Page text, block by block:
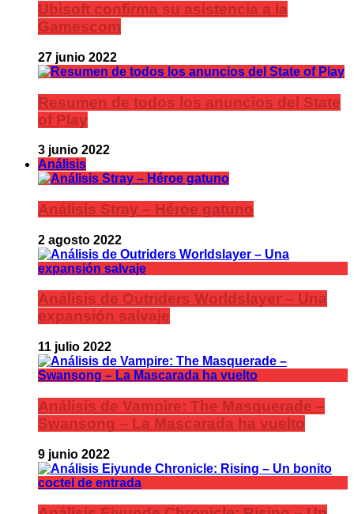
Ubisoft confirma su asistencia a la
Gamescom
27 junio 2022
Resumen de todos los anuncios del State
of Play
3 junio 2022
Análisis
Análisis Stray – Héroe gatuno
2 agosto 2022
Análisis de Outriders Worldslayer – Una
expansión salvaje
11 julio 2022
Análisis de Vampire: The Masquerade –
Swansong – La Mascarada ha vuelto
9 junio 2022